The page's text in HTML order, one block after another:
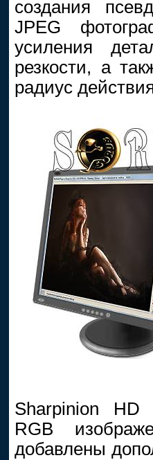
создания
JPEG
усиления
резкости, а
радиус
Sharpinion HD
RGB
добавлены